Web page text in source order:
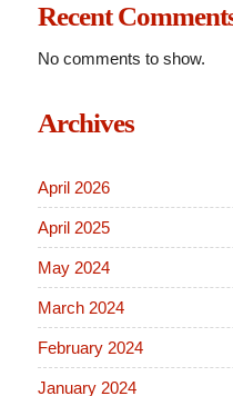
Recent
No comments to show.
Archives
April 2026
April 2025
May 2024
March 2024
February 2024
January 2024